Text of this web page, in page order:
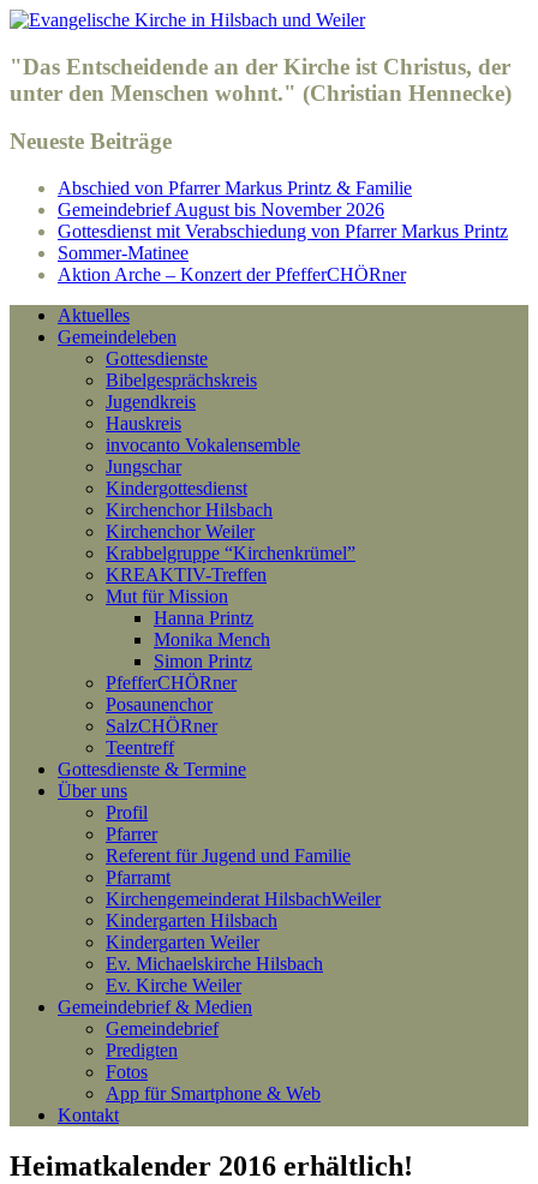
"Das Entscheidende an der Kirche ist Christus, der
unter den Menschen wohnt." (Christian Hennecke)
Neueste Beiträge
Abschied von Pfarrer Markus Printz & Familie
Gemeindebrief August bis November 2026
Gottesdienst mit Verabschiedung von Pfarrer Markus Printz
Sommer-Matinee
Aktion Arche – Konzert der PfefferCHÖRner
Aktuelles
Gemeindeleben
Gottesdienste
Bibelgesprächskreis
Jugendkreis
Hauskreis
invocanto Vokalensemble
Jungschar
Kindergottesdienst
Kirchenchor Hilsbach
Kirchenchor Weiler
Krabbelgruppe “Kirchenkrümel”
KREAKTIV-Treffen
Mut für Mission
Hanna Printz
Monika Mench
Simon Printz
PfefferCHÖRner
Posaunenchor
SalzCHÖRner
Teentreff
Gottesdienste & Termine
Über uns
Profil
Pfarrer
Referent für Jugend und Familie
Pfarramt
Kirchengemeinderat HilsbachWeiler
Kindergarten Hilsbach
Kindergarten Weiler
Ev. Michaelskirche Hilsbach
Ev. Kirche Weiler
Gemeindebrief & Medien
Gemeindebrief
Predigten
Fotos
App für Smartphone & Web
Kontakt
Heimatkalender 2016 erhältlich!